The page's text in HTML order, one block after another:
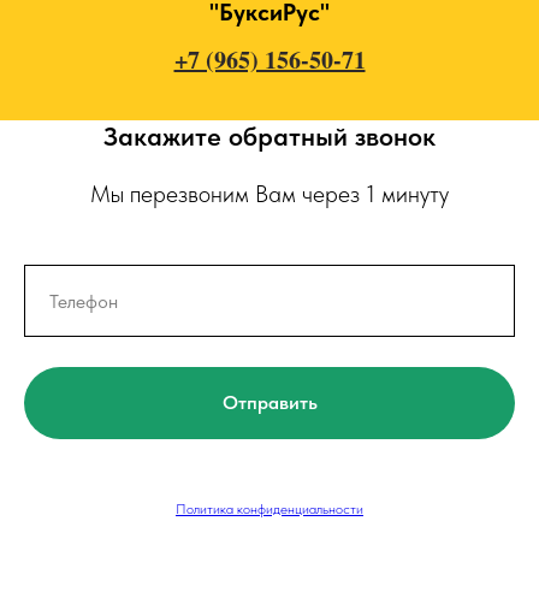
"БуксиРус"
+7 (965) 156-50-71
Закажите обратный звонок
Мы перезвоним Вам через 1 минуту
Отправить
Политика конфиденциальности